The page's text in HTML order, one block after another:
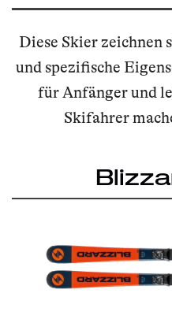
Diese Skier zeichnen
und spezifische
für Anfänger und
Skifahrer